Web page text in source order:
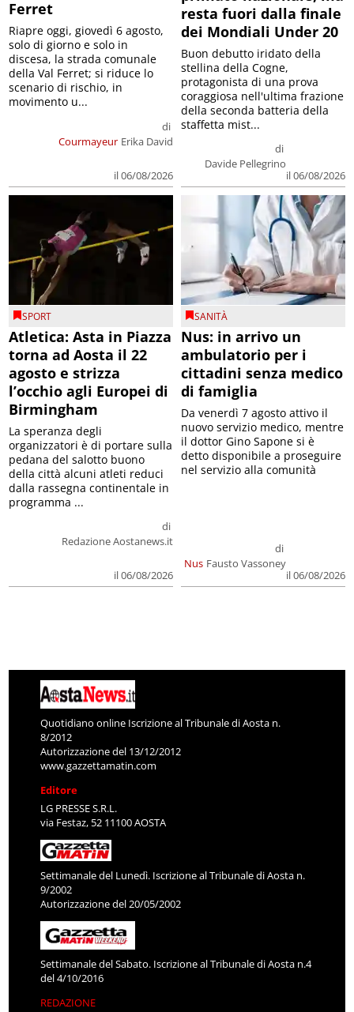
Ferret
Courmayeur
di
Erika David
il 06/08/2026
Riapre oggi, giovedì 6 agosto,
solo di giorno e solo in
discesa, la strada comunale
della Val Ferret; si riduce lo
scenario di rischio, in
movimento u...
resta fuori dalla finale
dei Mondiali Under 20
di
Davide Pellegrino
il 06/08/2026
Buon debutto iridato della
stellina della Cogne,
protagonista di una prova
coraggiosa nell'ultima frazione
della seconda batteria della
staffetta mist...
SPORT
Atletica: Asta in Piazza
torna ad Aosta il 22
agosto e strizza
l’occhio agli Europei di
Birmingham
di
Redazione Aostanews.it
il 06/08/2026
La speranza degli
organizzatori è di portare sulla
pedana del salotto buono
della città alcuni atleti reduci
dalla rassegna continentale in
programma ...
SANITÀ
Nus: in arrivo un
ambulatorio per i
cittadini senza medico
di famiglia
Nus
di
Fausto Vassoney
il 06/08/2026
Da venerdì 7 agosto attivo il
nuovo servizio medico, mentre
il dottor Gino Sapone si è
detto disponibile a proseguire
nel servizio alla comunità
Quotidiano online Iscrizione al Tribunale di Aosta n.
8/2012
Autorizzazione del 13/12/2012
www.gazzettamatin.com
Editore
LG PRESSE S.R.L.
via Festaz, 52 11100 AOSTA
Settimanale del Lunedì. Iscrizione al Tribunale di Aosta n.
9/2002
Autorizzazione del 20/05/2002
Settimanale del Sabato. Iscrizione al Tribunale di Aosta n.4
del 4/10/2016
REDAZIONE